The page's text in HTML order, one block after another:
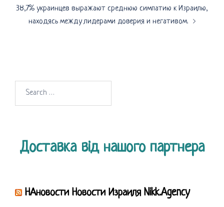
38,7% украинцев выражают среднюю симпатию к Израилю,
находясь между лидерами доверия и негативом.
Доставка від нашого партнера
НАновости Новости Израиля Nikk.Agency